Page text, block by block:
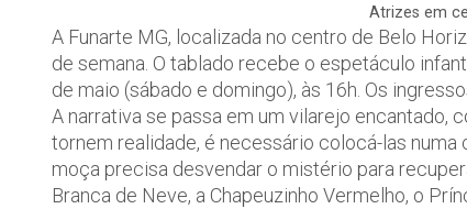
Atrizes em
A Funarte MG, localizada no centro de Belo
de semana. O tablado recebe o espetáculo
de maio (sábado e domingo), às 16h. Os
A narrativa se passa em um vilarejo encantado,
tornem realidade, é necessário colocá-las numa
moça precisa desvendar o mistério para
Branca de Neve, a Chapeuzinho Vermelho, o